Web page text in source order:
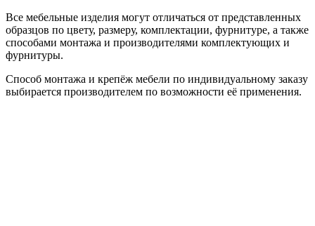
Все мебельные изделия могут отличаться от представленных
образцов по цвету, размеру, комплектации, фурнитуре, а также
способами монтажа и производителями комплектующих и
фурнитуры.
Способ монтажа и крепёж мебели по индивидуальному заказу
выбирается производителем по возможности её применения.